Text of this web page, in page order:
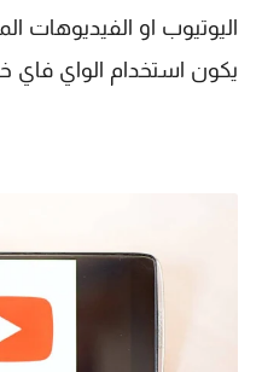
اليوتيوب او الفيديوهات
يكون استخدام الواي فاي